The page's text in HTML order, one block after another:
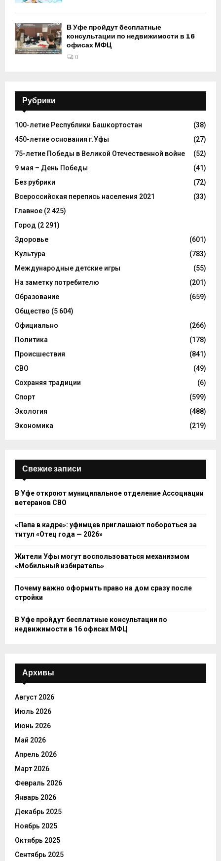
В Уфе пройдут бесплатные
консультации по недвижимости в 16
офисах МФЦ
0
Рубрики
100-летие Республики Башкортостан
(38)
450-летие основания г.Уфы
(27)
75-летие Победы в Великой Отечественной войне
(52)
9 мая – День Победы
(41)
Без рубрики
(72)
Всероссийская перепись населения 2021
(33)
Главное (2 425)
Город (2 291)
Здоровье
(601)
Культура
(783)
Международные детские игры
(55)
На заметку потребителю
(201)
Образование
(659)
Общество (5 604)
Официально
(266)
Политика
(178)
Происшествия
(841)
СВО
(49)
Сохраняя традиции
(6)
Спорт
(599)
Экология
(488)
Экономика
(219)
Свежие записи
В Уфе откроют муниципальное отделение Ассоциации
ветеранов СВО
«Папа в кадре»: уфимцев приглашают побороться за
титул «Отец года — 2026»
Жители Уфы могут воспользоваться механизмом
«Мобильный избиратель»
Почему важно оформить право на дом сразу после
стройки
В Уфе пройдут бесплатные консультации по
недвижимости в 16 офисах МФЦ
Архивы
Август 2026
Июль 2026
Июнь 2026
Май 2026
Апрель 2026
Март 2026
Февраль 2026
Январь 2026
Декабрь 2025
Ноябрь 2025
Октябрь 2025
Сентябрь 2025